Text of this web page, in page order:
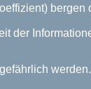
bergen
der